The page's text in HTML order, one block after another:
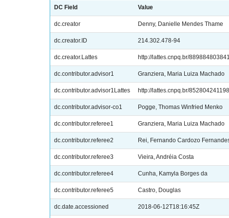
DC Field Value
dc.creator Denny, Danielle Mendes Thame
dc.creator.ID 214.302.478-94
dc.creator.Lattes http://lattes.cnpq.br/
dc.contributor.advisor1 Granziera, Maria Luiza Machado
dc.contributor.advisor1Lattes http://lattes.cnpq.br/
dc.contributor.advisor-co1 Pogge, Thomas Winfried Menko
dc.contributor.referee1 Granziera, Maria Luiza Machado
dc.contributor.referee2 Rei, Fernando Cardozo
dc.contributor.referee3 Vieira, Andréia Costa
dc.contributor.referee4 Cunha, Kamyla Borges da
dc.contributor.referee5 Castro, Douglas
dc.date.accessioned 2018-06-12T18:16:45Z